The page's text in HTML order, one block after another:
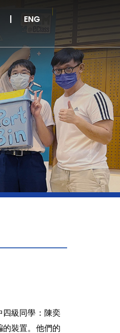
| ENG
級同學：陳奕
裝置。他們的